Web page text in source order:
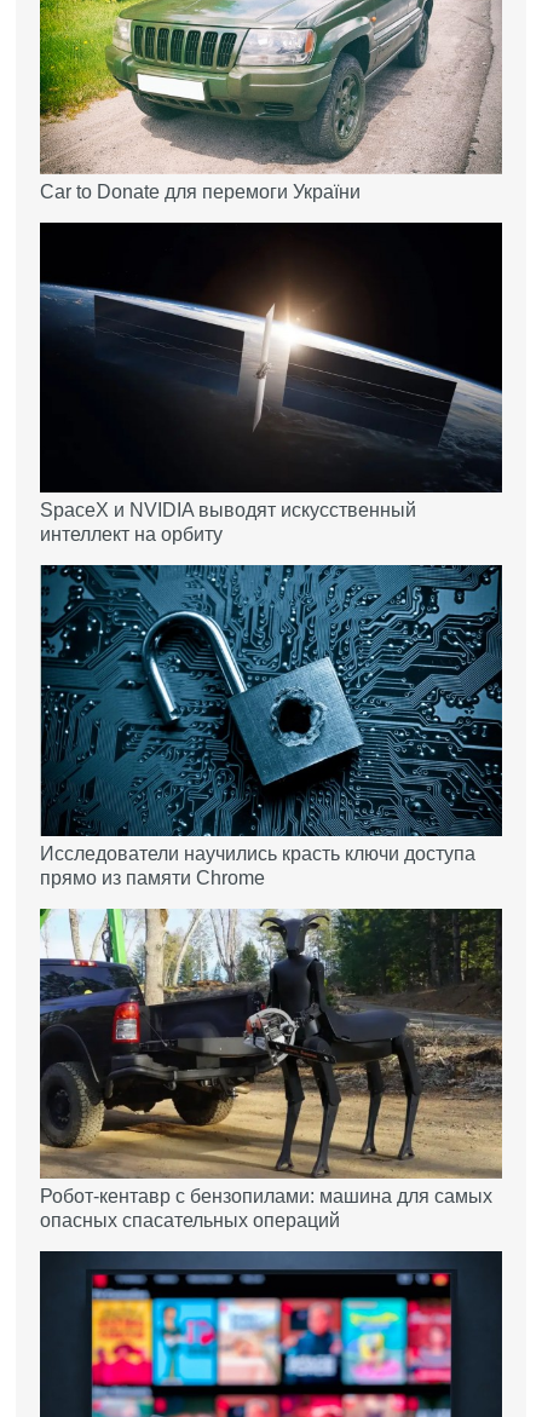
Car to Donate для перемоги України
SpaceX и NVIDIA выводят искусственный
интеллект на орбиту
Исследователи научились красть ключи доступа
прямо из памяти Chrome
Робот-кентавр с бензопилами: машина для самых
опасных спасательных операций